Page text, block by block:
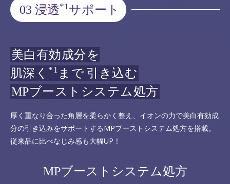
03 浸透*1サポート
美白有効成分を
肌深く *1 まで 引き込む
MPブーストシステム処方
厚く重なり合った角層を柔らかく整え、イオンの力で美白有効成
分の引き込みをサポートするMPブーストシステム処方を搭載。
従来品に比べなじみ感も大幅UP！
MPブーストシステム処方